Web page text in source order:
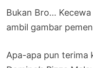
Bukan Bro…
ambil gambar
Apa-apa pun terima